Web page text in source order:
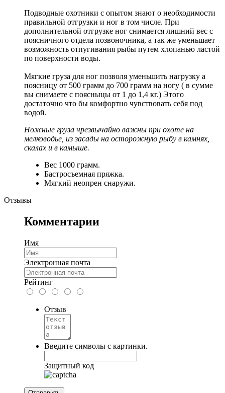
Подводные охотники с опытом знают о необходимости
правильной отгрузки и ног в том числе. При
дополнительной отгрузке ног снимается лишний вес с
поясничного отдела позвоночника, а так же уменьшает
возможность отпугивания рыбы путем хлопанью ластой
по поверхности воды.
Мягкие груза для ног позволя уменьшить нагрузку а
поясницу от 500 грамм до 700 грамм на ногу ( в сумме
вы снимаете с поясныцы от 1 до 1,4 кг.) Этого
достаточно что бы комфортно чувствовать себя под
водой.
Ножные груза чрезвычайно важны при охоте на
мелководье, из засады на осторожную рыбу в камнях,
скалах и в камыше.
Вес 1000 грамм.
Бастросъемная пряжка.
Мягкий неопрен снаружи.
Отзывы
Комментарии
Имя
Электронная почта
Рейтинг
Отзыв
Введите символы с картинки.
Защитный код